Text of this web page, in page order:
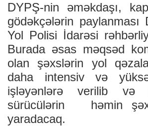
DYPŞ-nin əməkdaşı,
gödəkçələrin
Yol Polisi İdarəsi
Burada əsas məqsəd
olan şəxslərin yol
daha intensiv və
işləyənlərə verilib və
sürücülərin həmin
yaradacaq.